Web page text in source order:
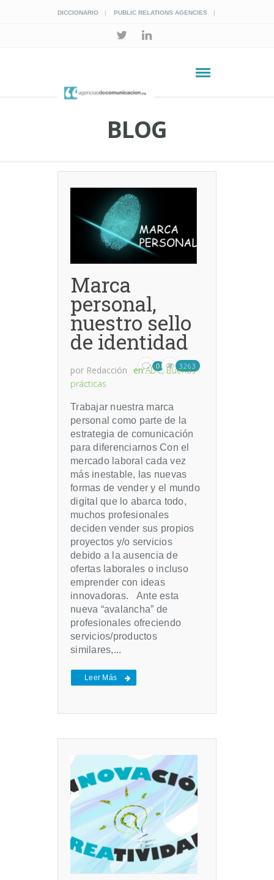
DICCIONARIO PUBLIC RELATIONS AGENCIES
BLOG
Marca
personal,
nuestro sello
de identidad
por Redacción en ADC,Buenas
prácticas
0 3263
Trabajar nuestra marca
personal como parte de la
estrategia de comunicación
para diferenciarnos Con el
mercado laboral cada vez
más inestable, las nuevas
formas de vender y el mundo
digital que lo abarca todo,
muchos profesionales
deciden vender sus propios
proyectos y/o servicios
debido a la ausencia de
ofertas laborales o incluso
emprender con ideas
innovadoras. Ante esta
nueva “avalancha” de
profesionales ofreciendo
servicios/productos
similares,...
Leer Más